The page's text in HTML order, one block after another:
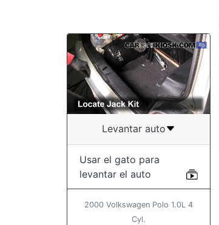
Levantar auto
Usar el gato para
levantar el auto
2000 Volkswagen Polo 1.0L 4
Cyl.